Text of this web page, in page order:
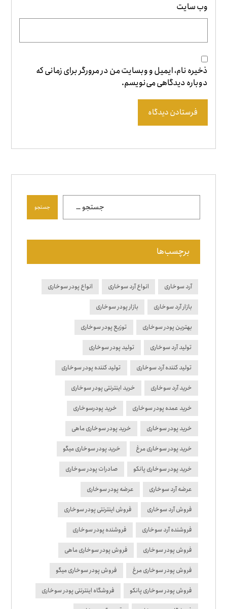
وب‌ سایت
ذخیره نام، ایمیل و وبسایت من در مرورگر برای زمانی که
دوباره دیدگاهی می‌نویسم.
فرستادن دیدگاه
جستجو
برچسب‌ها
آرد سوخاری انواع آرد سوخاری انواع پودر سوخاری
بازار آرد سوخاری بازار پودر سوخاری
بهترین پودر سوخاری توزیع پودر سوخاری
تولید آرد سوخاری تولید پودر سوخاری
تولید کننده آرد سوخاری تولید کننده پودر سوخاری
خرید آرد سوخاری خرید اینترنتی پودر سوخاری
خرید عمده پودر سوخاری خرید پودرسوخاری
خرید پودر سوخاری خرید پودر سوخاری ماهی
خرید پودر سوخاری مرغ خرید پودر سوخاری میگو
خرید پودر سوخاری پانکو صادرات پودر سوخاری
عرضه آرد سوخاری عرضه پودر سوخاری
فروش آرد سوخاری فروش اینترنتی پودر سوخاری
فروشنده آرد سوخاری فروشنده پودر سوخاری
فروش پودر سوخاری فروش پودر سوخاری ماهی
فروش پودر سوخاری مرغ فروش پودر سوخاری میگو
فروش پودر سوخاری پانکو فروشگاه اینترنتی پودر سوخاری